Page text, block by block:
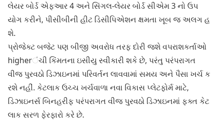
લેયર બોર્ડ એફઆર 4 અને સિંગલ-લેયર બોર્ડ સીએમ 3 નો ઉપ
યોગ કરીને, પીસીબીની હીટ ડિસીપિએશન ક્ષમતા ખૂબ જ અલગ હ
શે.
પ્રોજેક્ટ બજેટ પણ બીજી અવરોધ તરફ દોરી જશે વપરાશકર્તાઓ
higherંચી કિંમતના ઇસીયુ સ્વીકારી શકે છે, પરંતુ પરંપરાગત
વીજ પુરવઠો ડિઝાઇનમાં પરિવર્તન લાવવામાં સમય અને પૈસા ખર્ચ ક
રશે નહીં. કેટલાક ઉચ્ચ ખર્ચવાળા નવા વિકાસ પ્લેટફોર્મ માટે,
ડિઝાઇનર્સ બિનહરીફ પરંપરાગત વીજ પુરવઠો ડિઝાઇનમાં ફક્ત કેટ
લાક સરળ ફેરફારો કરે છે.